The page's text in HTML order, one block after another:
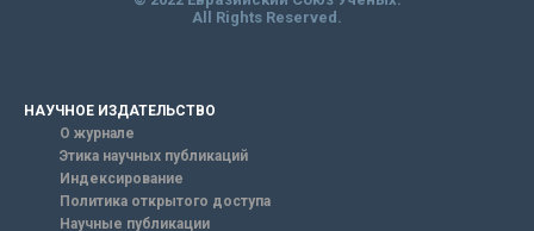
All Rights Reserved.
НАУЧНОЕ ИЗДАТЕЛЬСТВО
О журнале
Этика научных публикаций
Индексирование
Политика открытого доступа
Научные публикации